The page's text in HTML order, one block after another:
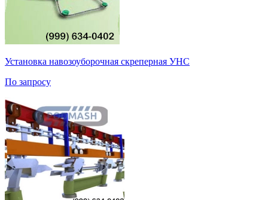
Установка навозоуборочная скреперная УНС
По запросу